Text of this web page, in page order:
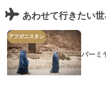
あわせて行きたい
アフガニスタン
バーミ